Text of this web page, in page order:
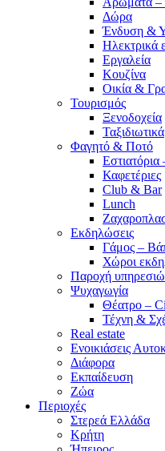
Δώρα
Ένδυση &
Ηλεκτρικά
Εργαλεία
Κουζίνα
Οικία &
Τουρισμός
Ξενοδοχεία
Ταξιδιωτικά
Φαγητό & Ποτό
Εστιατόρια
Καφετέριες
Club & Bar
Lunch
Εκδηλώσεις
Γάμος –
Χώροι
Παροχή
Ψυχαγωγία
Θέατρο –
Τέχνη &
Real estate
Ενοικιάσεις
Διάφορα
Εκπαίδευση
Ζώα
Περιοχές
Στερεά Ελλάδα
Κρήτη